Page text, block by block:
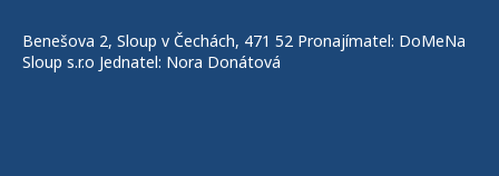
Benešova 2, Sloup v Čechách, 471 52 Pronajímatel: DoMeNa
Sloup s.r.o Jednatel: Nora Donátová